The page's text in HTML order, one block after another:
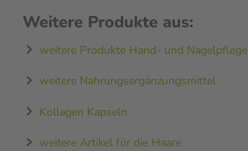
Weitere Produkte aus:
weitere Produkte Hand- und Nagelpflege
weitere Nahrungsergänzungsmittel
Kollagen Kapseln
weitere Artikel für die Haare